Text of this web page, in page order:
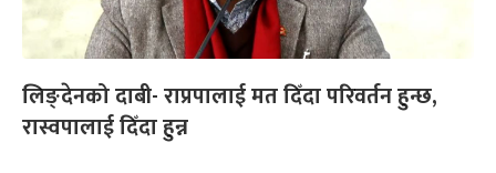
लिङ्देनको दाबी- राप्रपालाई मत दिँदा परिवर्तन हुन्छ,
रास्वपालाई दिँदा हुन्न